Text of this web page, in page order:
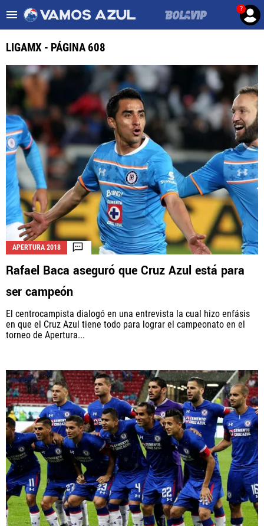
?
ULTIMAS NOTICIAS
LEAGUES CUP
LIGA MX
FEMENIL
FUERZAS BÁSICAS
MERCADO DE FICHAJES
OPINIÓN
QUIENES SOMOS | STAFF | CONTACTO
Este portal es una sección especial del portal Bolavip.com
el sitio oficialhaz click aquí
Términos y Condiciones
Políticas de Privacidad
Política Editorial
Ad Choices
Vamos Azul, al igual que Futbol Sites, es una
compañía perteneciente a Better Collective. Todos
los derechos reservados.
LIGAMX - PÁGINA 608
APERTURA 2018
Rafael Baca aseguró que Cruz Azul está para
ser campeón
El centrocampista dialogó en una entrevista la cual hizo enfásis
en que el Cruz Azul tiene todo para lograr el campeonato en el
torneo de Apertura...